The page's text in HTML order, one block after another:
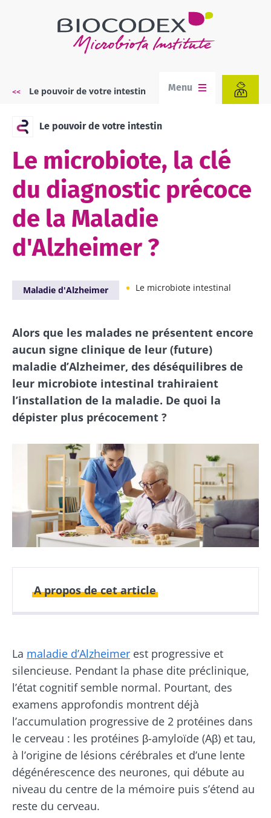
Le pouvoir de votre intestin Menu
Le pouvoir de votre intestin
Le microbiote, la clé
du diagnostic précoce
de la Maladie
d'Alzheimer ?
Maladie d'Alzheimer Le microbiote intestinal
Alors que les malades ne présentent encore
aucun signe clinique de leur (future)
maladie d’Alzheimer, des déséquilibres de
leur microbiote intestinal trahiraient
l’installation de la maladie. De quoi la
dépister plus précocement ?
A propos de cet article
La maladie d’Alzheimer est progressive et
silencieuse. Pendant la phase dite préclinique,
l’état cognitif semble normal. Pourtant, des
examens approfondis montrent déjà
l’accumulation progressive de 2 protéines dans
le cerveau : les protéines β-amyloïde (Aβ) et tau,
à l’origine de lésions cérébrales et d’une lente
dégénérescence des neurones, qui débute au
niveau du centre de la mémoire puis s’étend au
reste du cerveau.